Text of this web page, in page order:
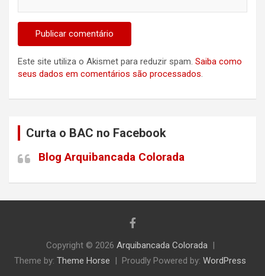
Este site utiliza o Akismet para reduzir spam. Saiba como
seus dados em comentários são processados.
Curta o BAC no Facebook
Blog Arquibancada Colorada
Copyright © 2026 Arquibancada Colorada
Theme by: Theme Horse Proudly Powered by: WordPress